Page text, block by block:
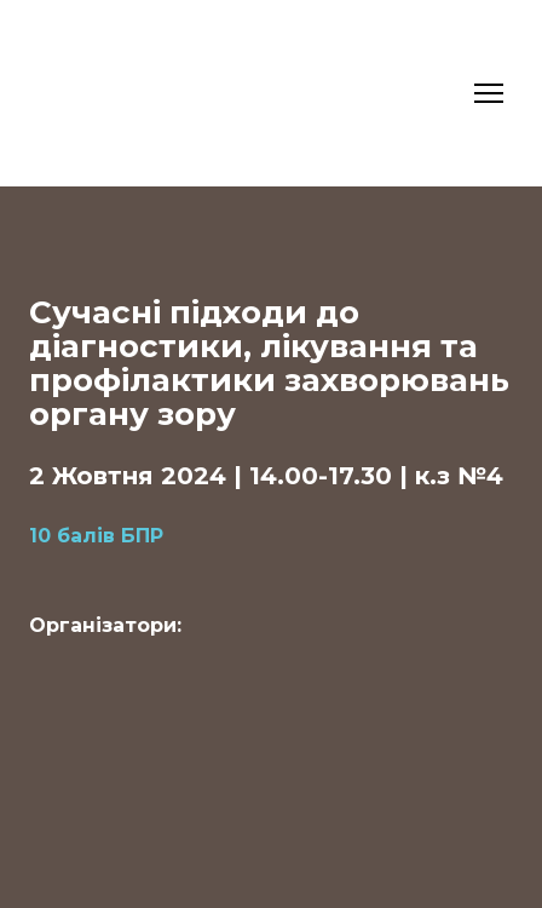
Сучасні підходи до
діагностики, лікування та
профілактики захворювань
органу зору
2 Жовтня 2024 | 14.00-17.30 | к.з №4
10 балів БПР
Організатори: